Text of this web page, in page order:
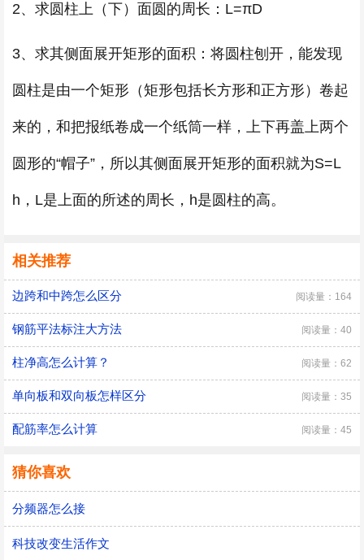
2、求圆柱上（下）面圆的周长：L=πD
3、求其侧面展开矩形的面积：将圆柱刨开，能发现
圆柱是由一个矩形（矩形包括长方形和正方形）卷起
来的，和把报纸卷成一个纸筒一样，上下再盖上两个
圆形的“帽子”，所以其侧面展开矩形的面积就为S=L
h，L是上面的所述的周长，h是圆柱的高。
相关推荐
边跨和中跨怎么区分 阅读量：164
钢筋平法标注大方法 阅读量：40
柱净高怎么计算？ 阅读量：62
单向板和双向板怎样区分 阅读量：35
配筋率怎么计算 阅读量：45
猜你喜欢
分频器怎么接
科技改变生活作文